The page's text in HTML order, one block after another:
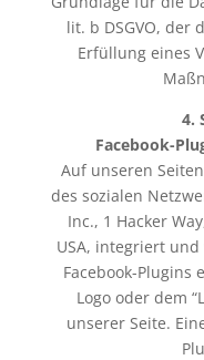
lit. b DSGVO, der
Erfüllung eines
4.
Facebook-
Auf unseren
des sozialen
Inc., 1 Hacker
USA, integriert
Facebook-Plugins
Logo oder dem
unserer Seite.